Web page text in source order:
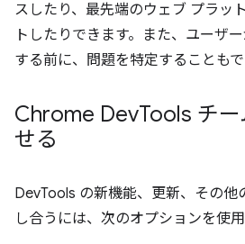
スしたり、最先端のウェブ プラッ
トしたりできます。また、ユーザ
する前に、問題を特定することもで
Chrome DevTools チ
せる
DevTools の新機能、更新、その他
し合うには、次のオプションを使用